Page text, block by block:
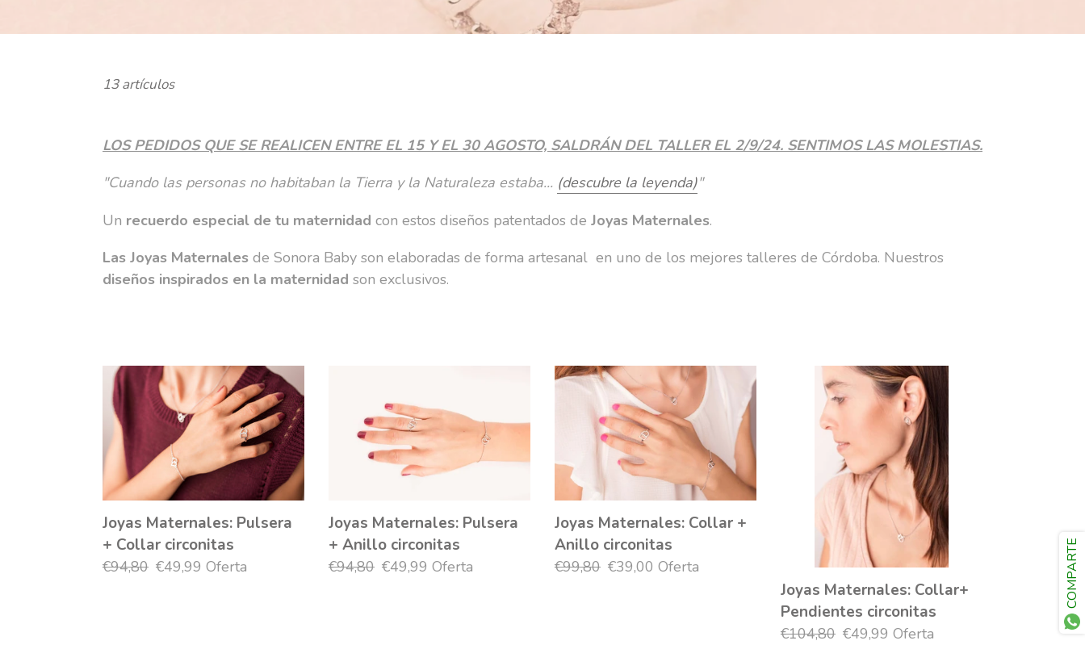
c
ó
n
13 artículos
LOS PEDIDOS QUE SE REALICEN ENTRE EL 15 Y EL 30 AGOSTO, SALDRÁN DEL TALLER EL 2/9/24. SENTIMOS LAS MOLESTIAS.
"Cuando las personas no habitaban la Tierra y la Naturaleza estaba... (descubre la leyenda)"
Un recuerdo especial de tu maternidad con estos diseños patentados de Joyas Maternales.
Las Joyas Maternales de Sonora Baby son elaboradas de forma artesanal en uno de los mejores talleres de Córdoba. Nuestros
diseños inspirados en la maternidad son exclusivos.
Joyas
Maternales:
Pulsera
Collar
circonitas
Joyas Maternales: Pulsera
+ Collar circonitas
Precio
€94,80 Precio
€49,99 Oferta
Pulsera
Joyas Maternales: Pulsera
+ Anillo circonitas
Precio
€94,80 Precio
€49,99 Oferta
Joyas
Maternales:
Anillo
circonitas
Joyas Maternales: Collar +
Anillo circonitas
Precio
€99,80 Precio
€39,00 Oferta
Maternales:
Collar+
Pendientes
Joyas Maternales: Collar+
Pendientes circonitas
Precio
€104,80 Precio
€49,99 Oferta
COMPARTE